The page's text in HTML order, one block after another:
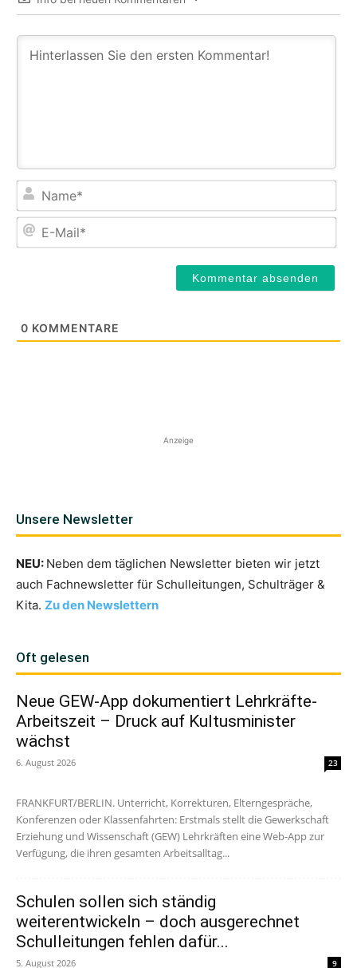
E-
0 KOMMENTARE
Anzeige
Unsere Newsletter
NEU: Neben dem täglichen Newsletter bieten wir jetzt
auch Fachnewsletter für Schulleitungen, Schulträger &
Kita. Zu den Newslettern
Oft gelesen
Neue GEW-App dokumentiert Lehrkräfte-
Arbeitszeit – Druck auf Kultusminister
wächst
6. August 2026 23
FRANKFURT/BERLIN. Unterricht, Korrekturen, Elterngespräche,
Konferenzen oder Klassenfahrten: Erstmals stellt die Gewerkschaft
Erziehung und Wissenschaft (GEW) Lehrkräften eine Web-App zur
Verfügung, die ihren gesamten Arbeitsalltag...
Schulen sollen sich ständig
weiterentwickeln – doch ausgerechnet
Schulleitungen fehlen dafür...
5. August 2026 9